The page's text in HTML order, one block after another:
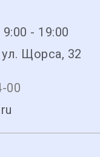
- 19:00
ул. Щорса, 32
00